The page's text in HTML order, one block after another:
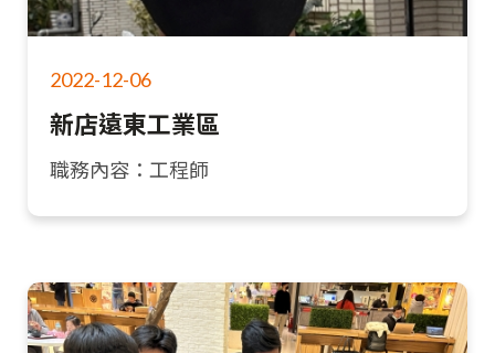
2022-12-06
新店遠東工業區
職務內容：工程師